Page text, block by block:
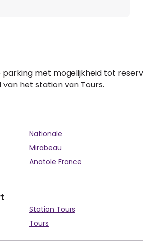
met mogelijkheid tot
het station van Tours.
Nationale
Mirabeau
Anatole France
Station Tours
Tours